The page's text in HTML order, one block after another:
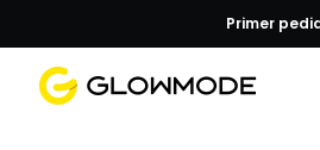
Primer